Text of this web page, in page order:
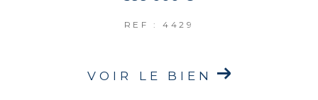
REF : 4429
VOIR LE BIEN